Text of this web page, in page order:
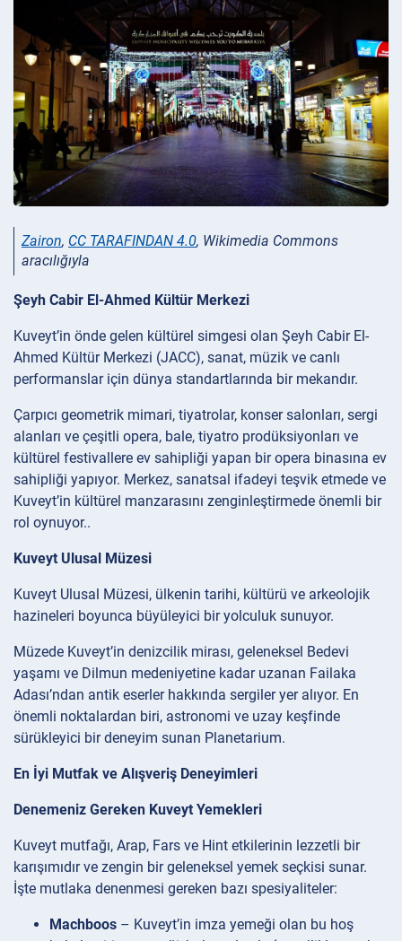
Zairon, CC TARAFINDAN 4.0, Wikimedia Commons
aracılığıyla
Şeyh Cabir El-Ahmed Kültür Merkezi
Kuveyt’in önde gelen kültürel simgesi olan Şeyh Cabir El-
Ahmed Kültür Merkezi (JACC), sanat, müzik ve canlı
performanslar için dünya standartlarında bir mekandır.
Çarpıcı geometrik mimari, tiyatrolar, konser salonları, sergi
alanları ve çeşitli opera, bale, tiyatro prodüksiyonları ve
kültürel festivallere ev sahipliği yapan bir opera binasına ev
sahipliği yapıyor. Merkez, sanatsal ifadeyi teşvik etmede ve
Kuveyt’in kültürel manzarasını zenginleştirmede önemli bir
rol oynuyor..
Kuveyt Ulusal Müzesi
Kuveyt Ulusal Müzesi, ülkenin tarihi, kültürü ve arkeolojik
hazineleri boyunca büyüleyici bir yolculuk sunuyor.
Müzede Kuveyt’in denizcilik mirası, geleneksel Bedevi
yaşamı ve Dilmun medeniyetine kadar uzanan Failaka
Adası’ndan antik eserler hakkında sergiler yer alıyor. En
önemli noktalardan biri, astronomi ve uzay keşfinde
sürükleyici bir deneyim sunan Planetarium.
En İyi Mutfak ve Alışveriş Deneyimleri
Denemeniz Gereken Kuveyt Yemekleri
Kuveyt mutfağı, Arap, Fars ve Hint etkilerinin lezzetli bir
karışımıdır ve zengin bir geleneksel yemek seçkisi sunar.
İşte mutlaka denenmesi gereken bazı spesiyaliteler:
Machboos – Kuveyt’in imza yemeği olan bu hoş